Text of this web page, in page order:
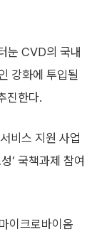
눈 CVD의 국내
강화에 투입될
진한다.
비스 지원 사업
’ 국책과제 참여
이크로바이옴